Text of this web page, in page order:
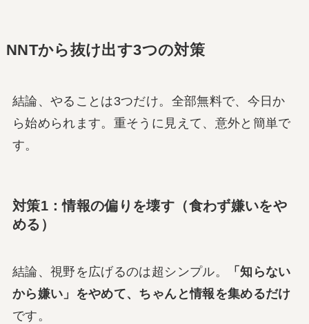
NNTから抜け出す3つの対策
結論、やることは3つだけ。全部無料で、今日か
ら始められます。重そうに見えて、意外と簡単で
す。
対策1：情報の偏りを壊す（食わず嫌いをや
める）
結論、視野を広げるのは超シンプル。
「知らない
から嫌い」をやめて、ちゃんと情報を集めるだけ
です。